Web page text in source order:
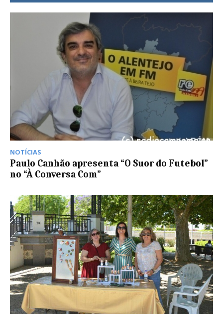
NOTÍCIAS
Paulo Canhão apresenta “O Suor do Futebol”
no “À Conversa Com”